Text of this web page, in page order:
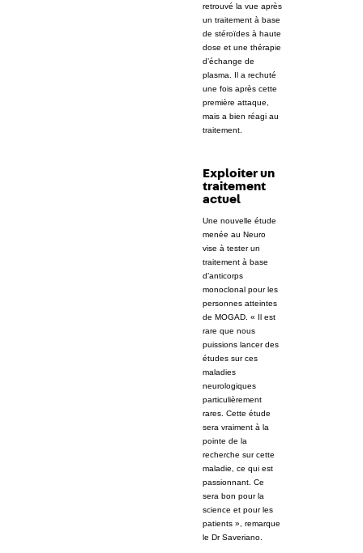
retrouvé la vue après
un traitement à base
de stéroïdes à haute
dose et une thérapie
d’échange de
plasma. Il a rechuté
une fois après cette
première attaque,
mais a bien réagi au
traitement.
Exploiter un
traitement
actuel
Une nouvelle étude
menée au Neuro
vise à tester un
traitement à base
d’anticorps
monoclonal pour les
personnes atteintes
de MOGAD. « Il est
rare que nous
puissions lancer des
études sur ces
maladies
neurologiques
particulièrement
rares. Cette étude
sera vraiment à la
pointe de la
recherche sur cette
maladie, ce qui est
passionnant. Ce
sera bon pour la
science et pour les
patients », remarque
le Dr Saveriano.